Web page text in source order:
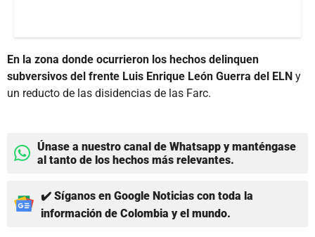
En la zona donde ocurrieron los hechos delinquen
subversivos del frente Luis Enrique León Guerra del ELN y
un reducto de las disidencias de las Farc.
Únase a nuestro canal de Whatsapp y manténgase
al tanto de los hechos más relevantes.
✔️ Síganos en Google Noticias con toda la
información de Colombia y el mundo.